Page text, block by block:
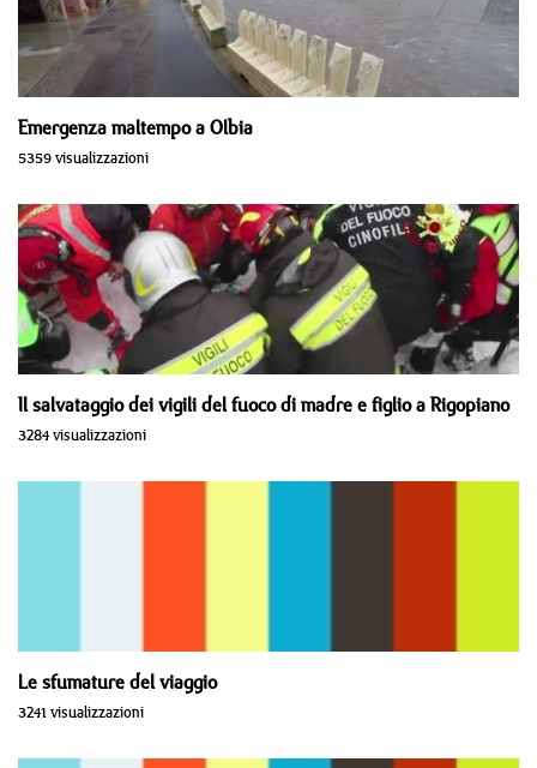
Emergenza maltempo a Olbia
5359 visualizzazioni
Il salvataggio dei vigili del fuoco di madre e figlio a Rigopiano
3284 visualizzazioni
Le sfumature del viaggio
3241 visualizzazioni